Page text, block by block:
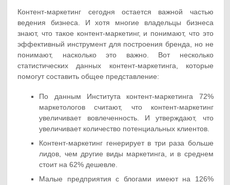
Контент-маркетинг сегодня остается важной частью
ведения бизнеса. И хотя многие владельцы бизнеса
знают, что такое контент-маркетинг, и понимают, что это
эффективный инструмент для построения бренда, но не
понимают, насколько это важно. Вот несколько
статистических данных контент-маркетинга, которые
помогут составить общее представление:
По данным Института контент-маркетинга 72%
маркетологов считают, что контент-маркетинг
увеличивает вовлеченность. И утверждают, что
увеличивает количество потенциальных клиентов.
Контент-маркетинг генерирует в три раза больше
лидов, чем другие виды маркетинга, и в среднем
стоит на 62% дешевле.
Малые предприятия с блогами имеют на 126%